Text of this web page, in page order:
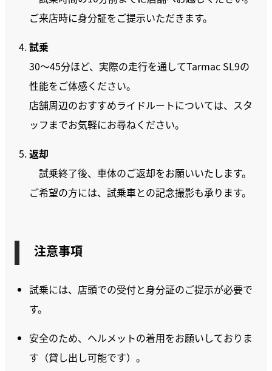
ご来店時に身分証をご提示いただきます。
試乗
30〜45分ほど、実際の走行を通してTarmac SL9の
性能をご体感ください。
店舗周辺のおすすめライドルートについては、スタ
ッフまでお気軽にお尋ねください。
返却
試乗終了後、車体のご返却をお願いいたします。
ご希望の方には、試乗車との記念撮影も承ります。
注意事項
試乗には、店頭での受付と身分証のご提示が必要で
す。
安全のため、ヘルメットの着用をお願いしておりま
す（貸し出し可能です）。